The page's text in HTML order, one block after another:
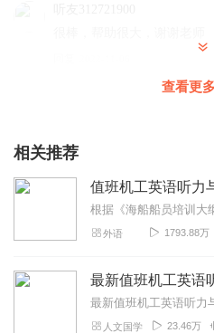
回复
遗忘_v3q
求更新，希望主播早日播完
tiantao8361
非常好，对我的学习能力增
查看更
相关推荐
值班机工英语听力
外语 1793.88万
最新值班机工英语
人文国学 23.46万